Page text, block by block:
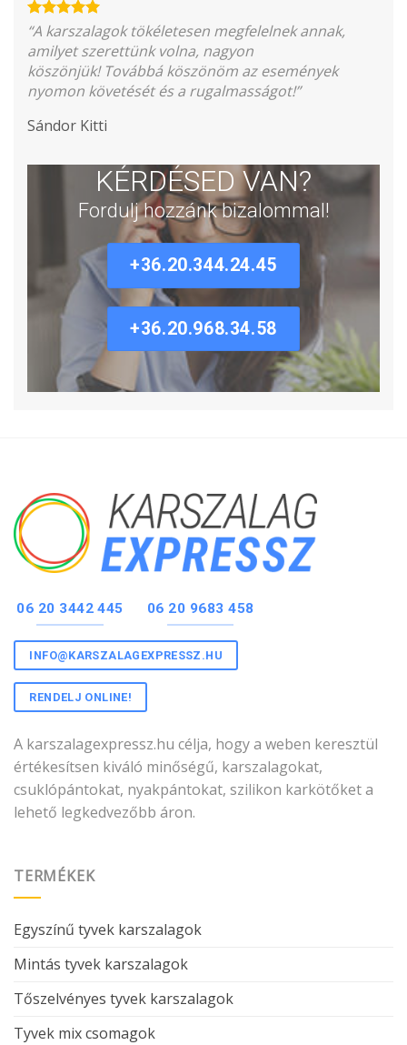
“A karszalagok tökéletesen megfelelnek annak,
amilyet szerettünk volna, nagyon
köszönjük! Továbbá köszönöm az események
nyomon követését és a rugalmasságot!”
Sándor Kitti
KÉRDÉSED VAN?
Fordulj hozzánk bizalommal!
+36.20.344.24.45
+36.20.968.34.58
06 20 3442 445 06 20 9683 458
INFO@KARSZALAGEXPRESSZ.HU
RENDELJ ONLINE!
A karszalagexpressz.hu célja, hogy a weben keresztül
értékesítsen kiváló minőségű, karszalagokat,
csuklópántokat, nyakpántokat, szilikon karkötőket a
lehető legkedvezőbb áron.
TERMÉKEK
Egyszínű tyvek karszalagok
Mintás tyvek karszalagok
Tőszelvényes tyvek karszalagok
Tyvek mix csomagok